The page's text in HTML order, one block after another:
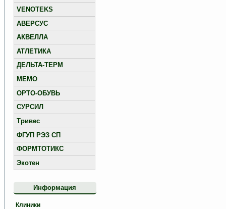
VENOTEKS
АВЕРСУС
АКВЕЛЛА
АТЛЕТИКА
ДЕЛЬТА-ТЕРМ
МЕМО
ОРТО-ОБУВЬ
СУРСИЛ
Тривес
ФГУП РЭЗ СП
ФОРМТОТИКС
Экотен
Информация
Клиники